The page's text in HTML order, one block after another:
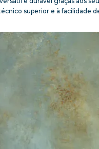
superior e à facilidade